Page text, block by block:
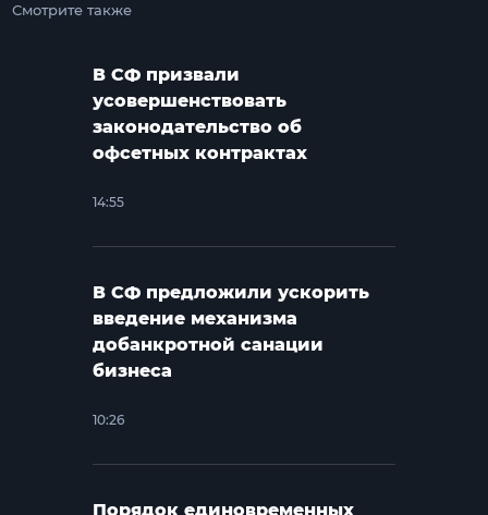
Смотрите также
В СФ призвали
усовершенствовать
законодательство об
офсетных контрактах
14:55
В СФ предложили ускорить
введение механизма
добанкротной санации
бизнеса
10:26
Порядок единовременных